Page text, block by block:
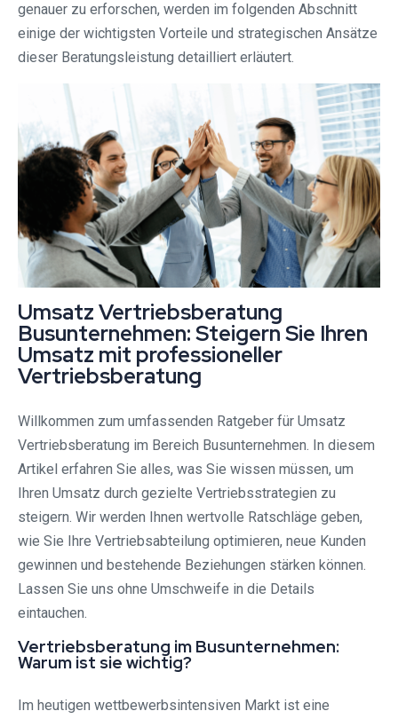
genauer zu erforschen, werden im folgenden Abschnitt
einige der wichtigsten Vorteile und strategischen Ansätze
dieser Beratungsleistung detailliert erläutert.
Umsatz Vertriebsberatung
Busunternehmen: Steigern Sie Ihren
Umsatz mit professioneller
Vertriebsberatung
Willkommen zum umfassenden Ratgeber für Umsatz
Vertriebsberatung im Bereich Busunternehmen. In diesem
Artikel erfahren Sie alles, was Sie wissen müssen, um
Ihren Umsatz durch gezielte Vertriebsstrategien zu
steigern. Wir werden Ihnen wertvolle Ratschläge geben,
wie Sie Ihre Vertriebsabteilung optimieren, neue Kunden
gewinnen und bestehende Beziehungen stärken können.
Lassen Sie uns ohne Umschweife in die Details
eintauchen.
Vertriebsberatung im Busunternehmen:
Warum ist sie wichtig?
Im heutigen wettbewerbsintensiven Markt ist eine